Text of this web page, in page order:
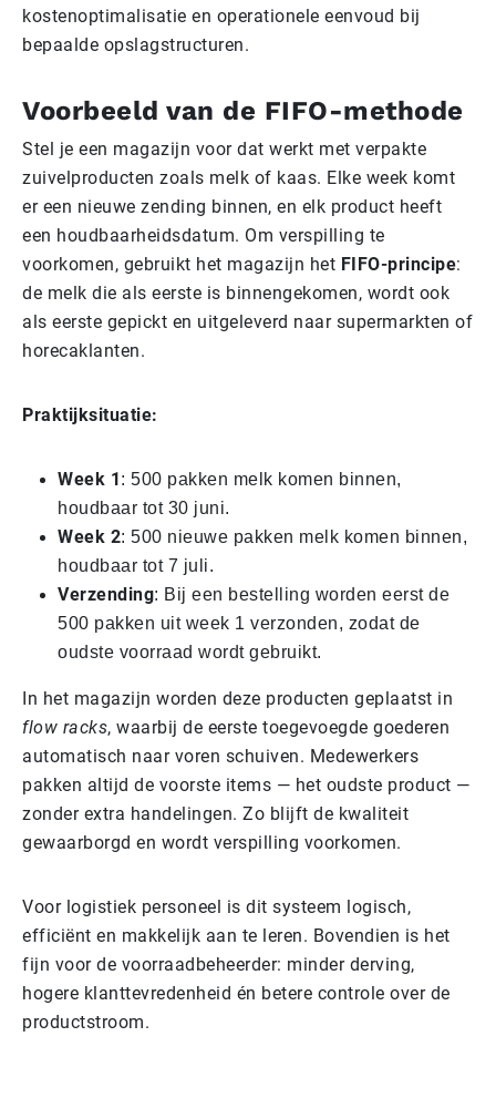
kostenoptimalisatie en operationele eenvoud bij
bepaalde opslagstructuren.
Voorbeeld van de FIFO-methode
Stel je een magazijn voor dat werkt met verpakte
zuivelproducten zoals melk of kaas. Elke week komt
er een nieuwe zending binnen, en elk product heeft
een houdbaarheidsdatum. Om verspilling te
voorkomen, gebruikt het magazijn het FIFO-principe:
de melk die als eerste is binnengekomen, wordt ook
als eerste gepickt en uitgeleverd naar supermarkten of
horecaklanten.
Praktijksituatie:
Week 1 : 500 pakken melk komen binnen,
houdbaar tot 30 juni.
Week 2: 500 nieuwe pakken melk komen binnen,
houdbaar tot 7 juli.
Verzending: Bij een bestelling worden eerst de
500 pakken uit week 1 verzonden, zodat de
oudste voorraad wordt gebruikt.
In het magazijn worden deze producten geplaatst in
flow racks, waarbij de eerste toegevoegde goederen
automatisch naar voren schuiven. Medewerkers
pakken altijd de voorste items — het oudste product —
zonder extra handelingen. Zo blijft de kwaliteit
gewaarborgd en wordt verspilling voorkomen.
Voor logistiek personeel is dit systeem logisch,
efficiënt en makkelijk aan te leren. Bovendien is het
fijn voor de voorraadbeheerder: minder derving,
hogere klanttevredenheid én betere controle over de
productstroom.